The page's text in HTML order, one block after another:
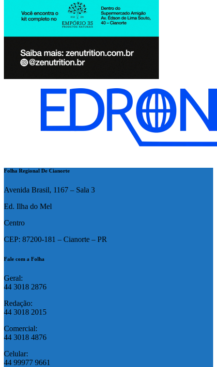
Folha Regional De Cianorte
Avenida Brasil, 1167 – Sala 3
Ed. Ilha do Mel
Centro
CEP: 87200-181 – Cianorte – PR
Fale com a Folha
Geral:
44 3018 2876
Redação:
44 3018 2015
Comercial:
44 3018 4876
Celular:
44 99977 9661